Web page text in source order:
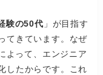
験の50代 」が目指す
てきています。なぜ
よって、エンジニア
したからです。これ